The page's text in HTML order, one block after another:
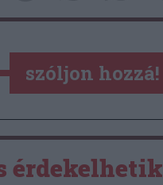
szóljon hozzá!
érdekelhetik